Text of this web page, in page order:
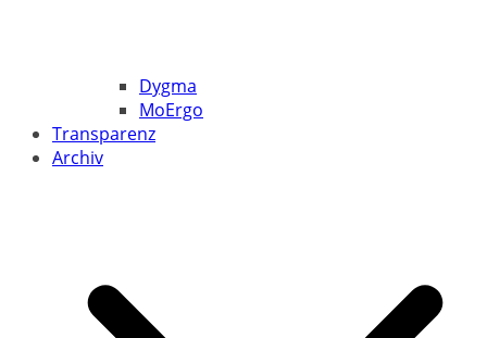
Dygma
MoErgo
Transparenz
Archiv